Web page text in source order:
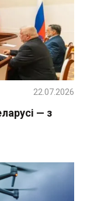
— з
22.07.2026